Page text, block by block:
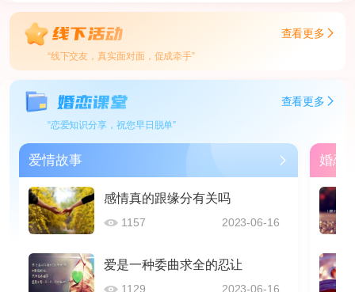
查看更多
“线下交友，真实面对面，促成牵手”
查看更多
“恋爱知识分享，祝您早日脱单”
爱情故事
感情真的跟缘分有关吗
1157 2023-06-16
爱是一种委曲求全的忍让
1129 2023-06-16
婚恋